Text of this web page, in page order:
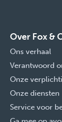
Over Fox &
Ons verhaal
Verantwoord
Onze
Onze diensten
Service voor